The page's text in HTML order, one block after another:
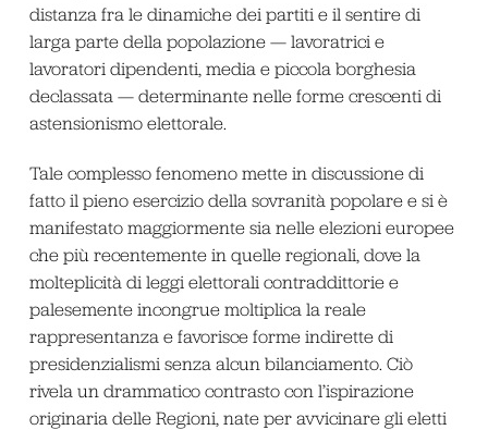
distanza fra le dinamiche dei partiti e il sentire di
larga parte della popolazione — lavoratrici e
lavoratori dipendenti, media e piccola borghesia
declassata — determinante nelle forme crescenti di
astensionismo elettorale.
Tale complesso fenomeno mette in discussione di
fatto il pieno esercizio della sovranità popolare e si è
manifestato maggiormente sia nelle elezioni europee
che più recentemente in quelle regionali, dove la
molteplicità di leggi elettorali contraddittorie e
palesemente incongrue moltiplica la reale
rappresentanza e favorisce forme indirette di
presidenzialismi senza alcun bilanciamento. Ciò
rivela un drammatico contrasto con l’ispirazione
originaria delle Regioni, nate per avvicinare gli eletti